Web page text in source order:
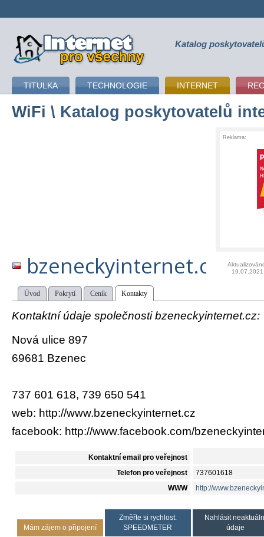
připojení k internetu Katalog
TITULKA TECHNOLOGIE INTERNET
WiFi \ Katalog poskytovatelů
Reklama:
bzeneckyinternet.cz
19.07.2021
Úvod Pokrytí Ceník Kontakty
Kontaktní údaje společnosti bzeneckyinternet.cz:
Nová ulice 897
69681 Bzenec
737 601 618, 739 650 541
web: http://www.bzeneckyinternet.cz
facebook: http://www.facebook.com/
Kontaktní email pro veřejnost
Telefon pro veřejnost 737601618
WWW http://
Mám zájem o připojení
Změřte si rychlost:
SPEEDMETER
Nahlásit
údaje